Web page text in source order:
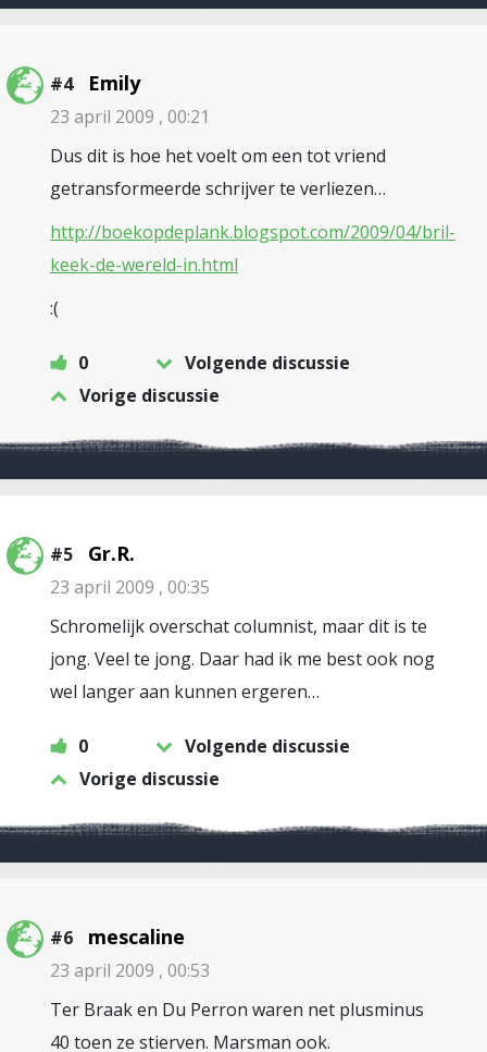
#4 Emily
23 april 2009 , 00:21
Dus dit is hoe het voelt om een tot vriend
getransformeerde schrijver te verliezen…
http://boekopdeplank.blogspot.com/2009/04/bril-
keek-de-wereld-in.html
:(
0
Volgende discussie
Vorige discussie
#5 Gr.R.
23 april 2009 , 00:35
Schromelijk overschat columnist, maar dit is te
jong. Veel te jong. Daar had ik me best ook nog
wel langer aan kunnen ergeren…
0
Volgende discussie
Vorige discussie
#6 mescaline
23 april 2009 , 00:53
Ter Braak en Du Perron waren net plusminus
40 toen ze stierven. Marsman ook.